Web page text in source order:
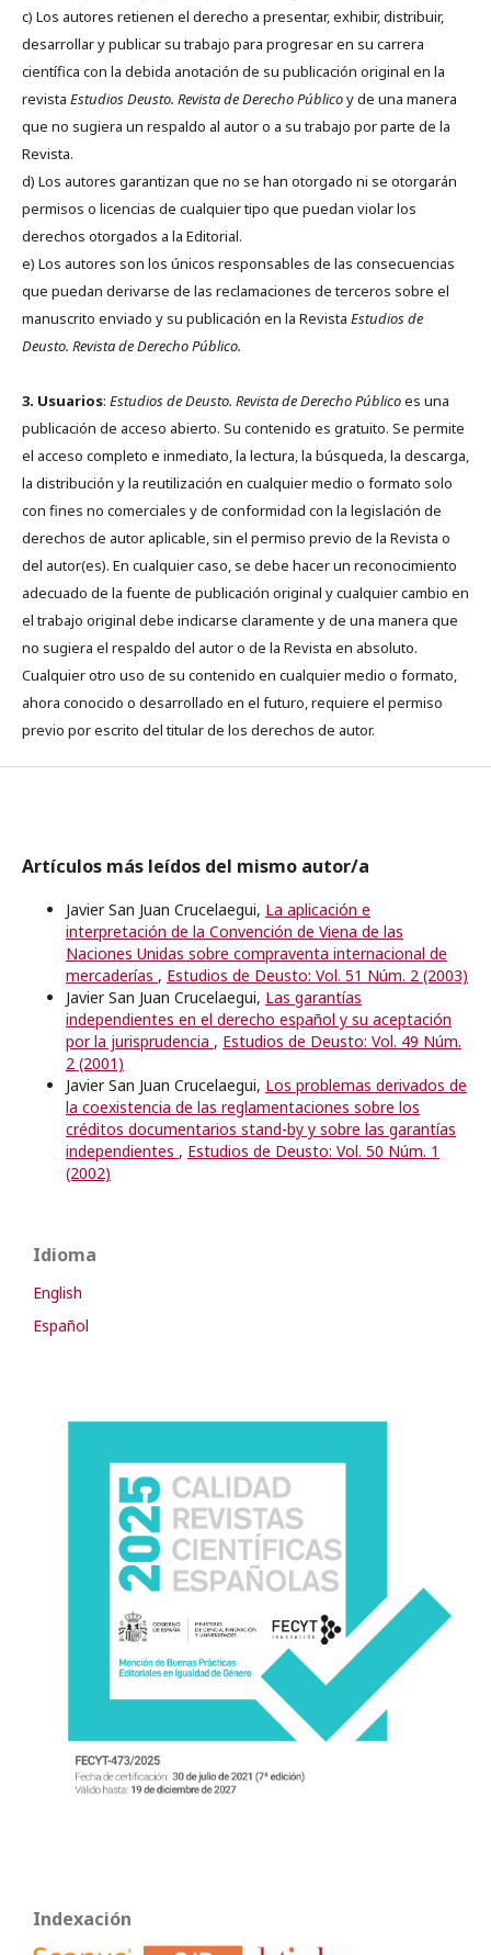
c) Los autores retienen el derecho a presentar, exhibir, distribuir,
desarrollar y publicar su trabajo para progresar en su carrera
científica con la debida anotación de su publicación original en la
revista Estudios Deusto. Revista de Derecho Públicoy de una manera
que no sugiera un respaldo al autor o a su trabajo por parte de la
Revista.
d) Los autores garantizan que no se han otorgado ni se otorgarán
permisos o licencias de cualquier tipo que puedan violar los
derechos otorgados a la Editorial.
e) Los autores son los únicos responsables de las consecuencias
que puedan derivarse de las reclamaciones de terceros sobre el
manuscrito enviado y su publicación en la Revista Estudios de
Deusto. Revista de Derecho Público.
3. Usuarios: Estudios de Deusto. Revista de Derecho Públicoes una
publicación de acceso abierto. Su contenido es gratuito. Se permite
el acceso completo e inmediato, la lectura, la búsqueda, la descarga,
la distribución y la reutilización en cualquier medio o formato solo
con fines no comerciales y de conformidad con la legislación de
derechos de autor aplicable, sin el permiso previo de la Revista o
del autor(es). En cualquier caso, se debe hacer un reconocimiento
adecuado de la fuente de publicación original y cualquier cambio en
el trabajo original debe indicarse claramente y de una manera que
no sugiera el respaldo del autor o de la Revista en absoluto.
Cualquier otro uso de su contenido en cualquier medio o formato,
ahora conocido o desarrollado en el futuro, requiere el permiso
previo por escrito del titular de los derechos de autor.
Artículos más leídos del mismo autor/a
Javier San Juan Crucelaegui, La aplicación e
interpretación de la Convención de Viena de las
Naciones Unidas sobre compraventa internacional de
mercaderías , Estudios de Deusto: Vol. 51 Núm. 2 (2003)
Javier San Juan Crucelaegui, Las garantías
independientes en el derecho español y su aceptación
por la jurisprudencia , Estudios de Deusto: Vol. 49 Núm.
2 (2001)
Javier San Juan Crucelaegui, Los problemas derivados de
la coexistencia de las reglamentaciones sobre los
créditos documentarios stand-by y sobre las garantías
independientes , Estudios de Deusto: Vol. 50 Núm. 1
(2002)
Idioma
English
Español
Indexación